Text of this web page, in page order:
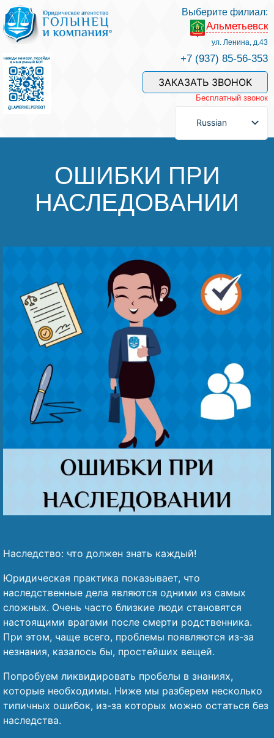
Услуги и наши специалисты
Оплата услуг
Задать вопрос
Отзывы
Наши победы
Видео о нас
Выберите филиал:
Альметьевск
ул. Ленина, д.43
+7 (937) 85-56-353
ЗАКАЗАТЬ ЗВОНОК
Бесплатный звонок
Russian
ОШИБКИ ПРИ
НАСЛЕДОВАНИИ
Наследство: что должен знать каждый!
Юридическая практика показывает, что
наследственные дела являются одними из самых
сложных. Очень часто близкие люди становятся
настоящими врагами после смерти родственника.
При этом, чаще всего, проблемы появляются из-за
незнания, казалось бы, простейших вещей.
Попробуем ликвидировать пробелы в знаниях,
которые необходимы. Ниже мы разберем несколько
типичных ошибок, из-за которых можно остаться без
наследства.